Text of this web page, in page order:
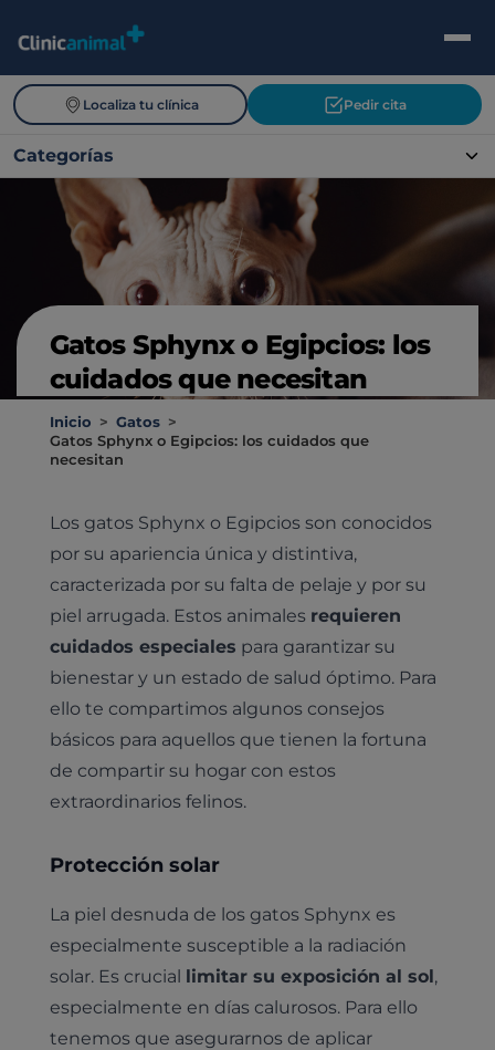
Localiza tu clínica Pedir cita
Categorías
Gatos Sphynx o Egipcios: los
cuidados que necesitan
Inicio > Gatos >
Gatos Sphynx o Egipcios: los cuidados que
necesitan
Los gatos Sphynx o Egipcios son conocidos
por su apariencia única y distintiva,
caracterizada por su falta de pelaje y por su
piel arrugada. Estos animales requieren
cuidados especiales para garantizar su
bienestar y un estado de salud óptimo. Para
ello te compartimos algunos consejos
básicos para aquellos que tienen la fortuna
de compartir su hogar con estos
extraordinarios felinos.
Protección solar
La piel desnuda de los gatos Sphynx es
especialmente susceptible a la radiación
solar. Es crucial limitar su exposición al sol,
especialmente en días calurosos. Para ello
tenemos que asegurarnos de aplicar